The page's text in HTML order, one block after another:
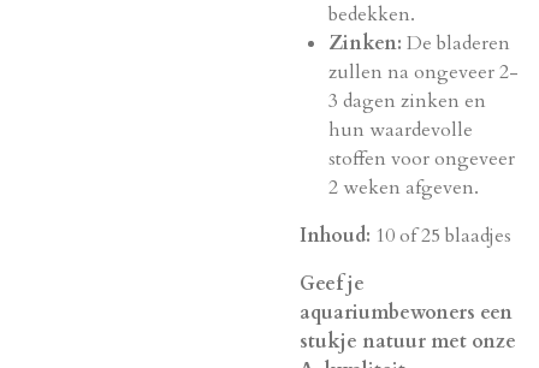
bedekken.
Zinken: De bladeren
zullen na ongeveer 2-
3 dagen zinken en
hun waardevolle
stoffen voor ongeveer
2 weken afgeven.
Inhoud: 10 of 25 blaadjes
Geef je
aquariumbewoners een
stukje natuur met onze